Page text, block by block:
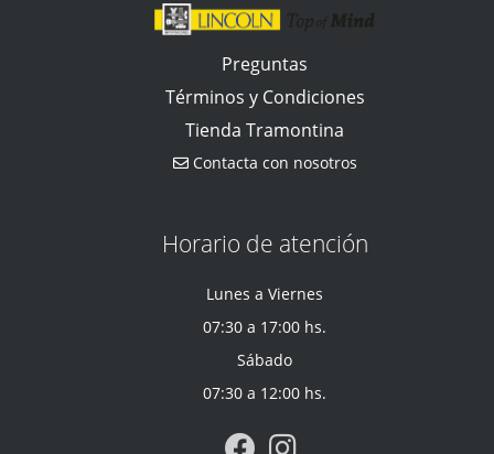
Preguntas
Términos y Condiciones
Tienda Tramontina
Contacta con nosotros
Horario de atención
Lunes a Viernes
07:30 a 17:00 hs.
Sábado
07:30 a 12:00 hs.